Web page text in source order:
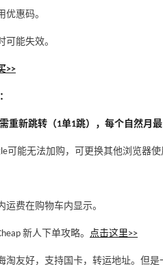
优惠码。
可能失效。
>>
重新跳转（1单1跳），每个自然月最
可能无法加购，可更换其他浏览器使
运费在购物车内显示。
新人下单攻略。 点击这里>>
淘友好，支持国卡，转运地址。但是